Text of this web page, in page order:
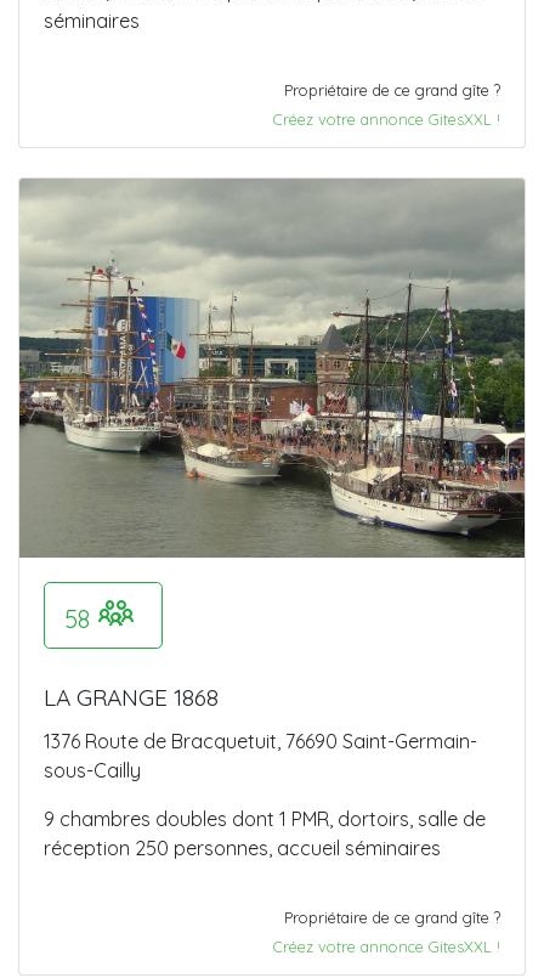
séminaires
Propriétaire de ce grand gîte ?
Créez votre annonce GitesXXL !
58
LA GRANGE 1868
1376 Route de Bracquetuit, 76690 Saint-Germain-
sous-Cailly
9 chambres doubles dont 1 PMR, dortoirs, salle de
réception 250 personnes, accueil séminaires
Propriétaire de ce grand gîte ?
Créez votre annonce GitesXXL !